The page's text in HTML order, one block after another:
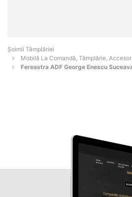
Șoimii Tâmplăriei
Mobilă La Comandă, Tâmplărie,
Fereastra ADF George Enescu